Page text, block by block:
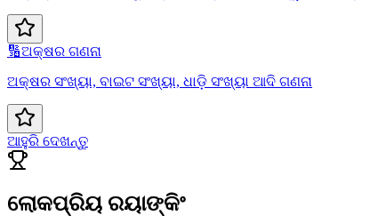
🔢ଅକ୍ଷର ଗଣନା
ଅକ୍ଷର ସଂଖ୍ୟା, ବାଇଟ ସଂଖ୍ୟା, ଧାଡ଼ି ସଂଖ୍ୟା ଆଦି ଗଣନା
ଆହୁରି ଦେଖନ୍ତୁ
ଲୋକପ୍ରିୟ ରୟାଙ୍କିଂ